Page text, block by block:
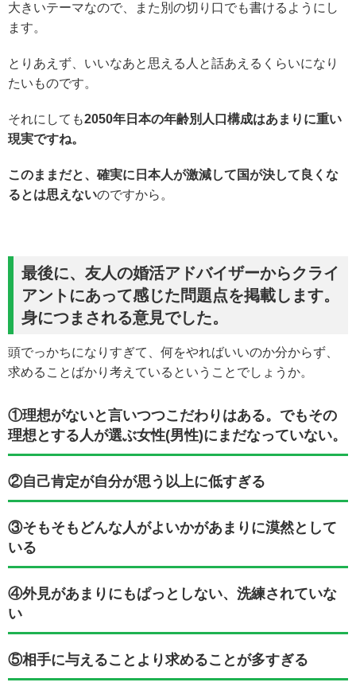
大きいテーマなので、また別の切り口でも書けるようにし
ます。
とりあえず、いいなあと思える人と話あえるくらいになり
たいものです。
それにしても2050年日本の年齢別人口構成はあまりに重い
現実ですね。
このままだと、確実に日本人が激減して国が決して良くな
るとは思えないのですから。
最後に、 友人の婚活アドバイザーからクライ
アントにあって感じた問題点を掲載します。
身につまされる意見でした。
頭でっかちになりすぎて、何をやればいいのか分からず、
求めることばかり考えているということでしょうか。
①理想がないと言いつつこだわりはある。でもその
理想とする人が選ぶ女性(男性)にまだなっていない。
②自己肯定が自分が思う以上に低すぎる
③そもそもどんな人がよいかがあまりに漠然として
いる
④外見があまりにもぱっとしない、洗練されていな
い
⑤相手に与えることより求めることが多すぎる